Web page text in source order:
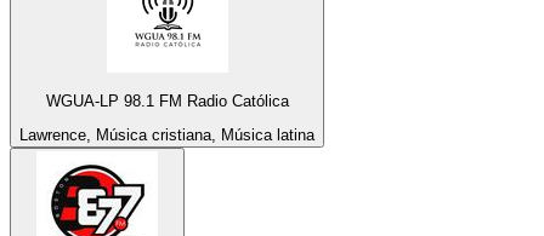
WGUA-LP 98.1 FM Radio Católica
Lawrence, Música cristiana, Música latina